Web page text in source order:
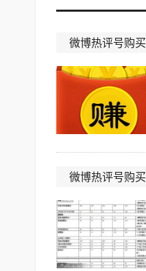
微博热评号购买
微博热评号购买